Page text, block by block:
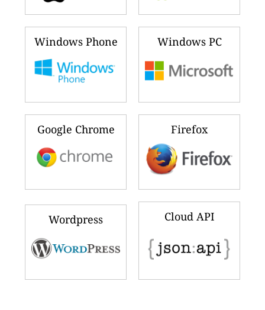
Windows Phone Windows PC
Google Chrome Firefox
Wordpress Cloud API